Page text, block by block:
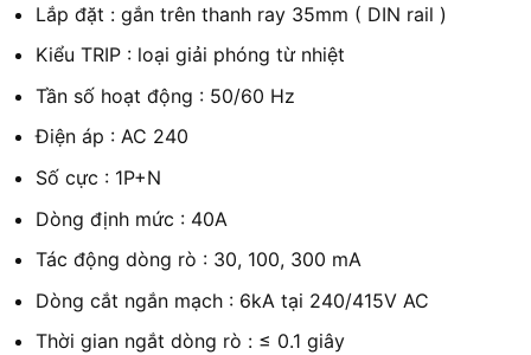
Lắp đặt : gắn trên thanh ray 35mm ( DIN rail )
Kiểu TRIP : loại giải phóng từ nhiệt
Tần số hoạt động : 50/60 Hz
Điện áp : AC 240
Số cực : 1P+N
Dòng định mức : 40A
Tác động dòng rò : 30, 100, 300 mA
Dòng cắt ngắn mạch : 6kA tại 240/415V AC
Thời gian ngắt dòng rò : ≤ 0.1 giây